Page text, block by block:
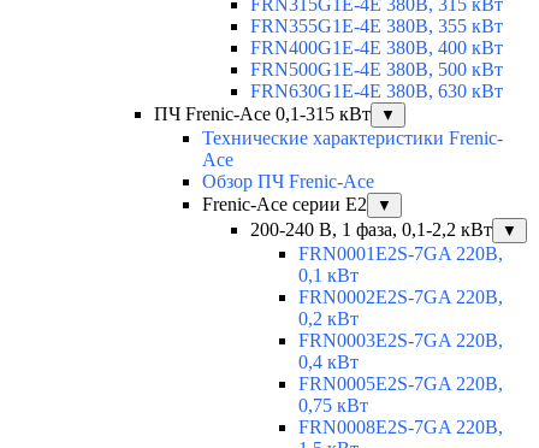
FRN315G1E-4E 380В, 315 кВт
FRN355G1E-4E 380В, 355 кВт
FRN400G1E-4E 380В, 400 кВт
FRN500G1E-4E 380В, 500 кВт
FRN630G1E-4E 380В, 630 кВт
ПЧ Frenic-Ace 0,1-315 кВт
▼
Технические характеристики Frenic-
Ace
Обзор ПЧ Frenic-Ace
Frenic-Ace серии E2
▼
200-240 В, 1 фаза, 0,1-2,2 кВт ▼
FRN0001E2S-7GA 220В,
0,1 кВт
FRN0002E2S-7GA 220В,
0,2 кВт
FRN0003E2S-7GA 220В,
0,4 кВт
FRN0005E2S-7GA 220В,
0,75 кВт
FRN0008E2S-7GA 220В,